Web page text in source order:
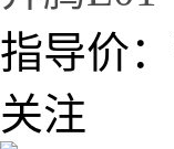
指导价：
关注